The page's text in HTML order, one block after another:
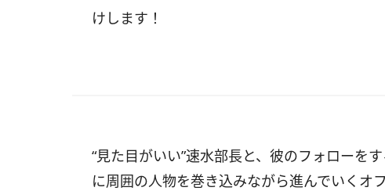
けします！
“見た目がいい”速水部長と、彼のフォローを
に周囲の人物を巻き込みながら進んでいくオ